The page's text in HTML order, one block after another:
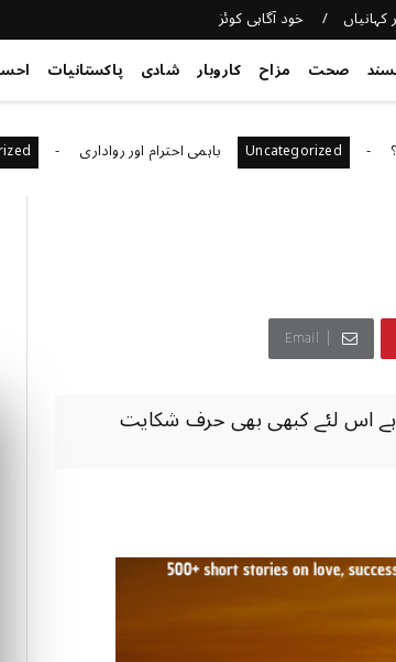
خود آگاہی کوئز
صحت مزاح کاروبار شادی پاکستانیات
باہمی احترام اور رواداری
Email
ہے اس لئے کبھی بھی حرف شکایت